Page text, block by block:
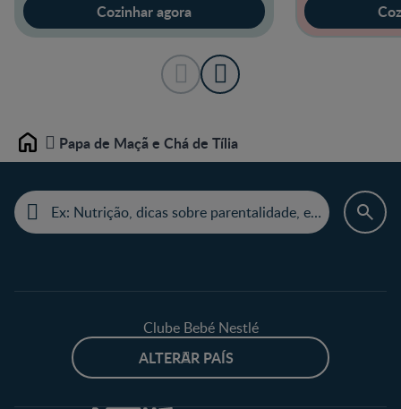
Cozinhar agora
Home Papa de Maçã e Chá de Tília
Clube Bebé Nestlé
ALTERAR PAÍS